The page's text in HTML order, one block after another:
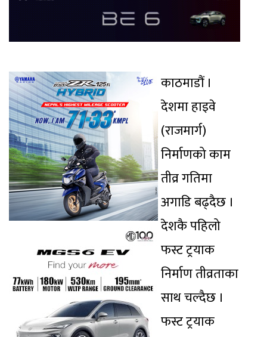
काठमाडौं ।
देशमा हाइवे
(राजमार्ग)
निर्माणको काम
तीव्र गतिमा
अगाडि बढ्दैछ ।
देशकै पहिलो
फस्ट ट्रयाक
निर्माण तीव्रताका
साथ चल्दैछ ।
फस्ट ट्रयाक